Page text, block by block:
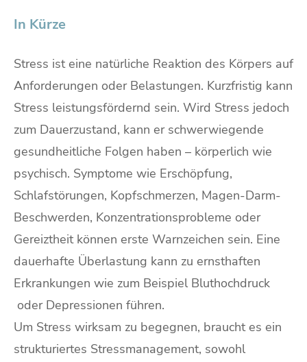
In Kürze
Stress ist eine natürliche Reaktion des Körpers auf
Anforderungen oder Belastungen. Kurzfristig kann
Stress leistungsfördernd sein. Wird Stress jedoch
zum Dauerzustand, kann er schwerwiegende
gesundheitliche Folgen haben – körperlich wie
psychisch. Symptome wie Erschöpfung,
Schlafstörungen, Kopfschmerzen, Magen-Darm-
Beschwerden, Konzentrationsprobleme oder
Gereiztheit können erste Warnzeichen sein. Eine
dauerhafte Überlastung kann zu ernsthaften
Erkrankungen wie zum Beispiel Bluthochdruck
oder Depressionen führen.
Um Stress wirksam zu begegnen, braucht es ein
strukturiertes Stressmanagement, sowohl